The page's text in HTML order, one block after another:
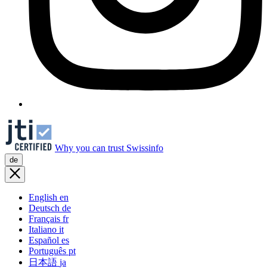
Why you can trust Swissinfo
de
English en
Deutsch de
Français fr
Italiano it
Español es
Português pt
日本語 ja